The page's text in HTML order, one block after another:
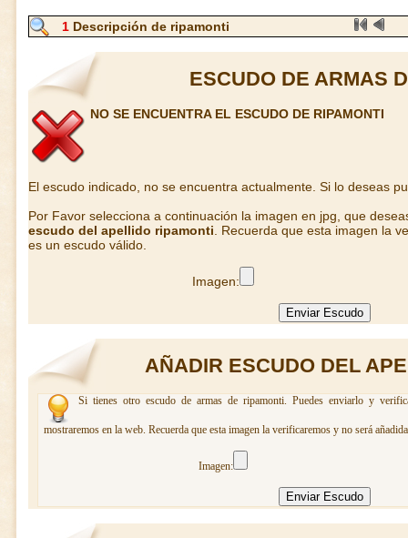
1 Descripción de ripamonti
ESCUDO DE ARMAS
NO SE ENCUENTRA EL ESCUDO DE RIPAMONTI
El escudo indicado, no se encuentra actualmente. Si lo deseas
Por Favor selecciona a continuación la imagen en jpg, que
escudo del apellido ripamonti . Recuerda que esta imagen la
es un escudo válido.
Imagen:
AÑADIR ESCUDO DEL
Si tienes otro escudo de armas de ripamonti. Puedes enviarlo y
mostraremos en la web. Recuerda que esta imagen la verificaremos y no será
Imagen: